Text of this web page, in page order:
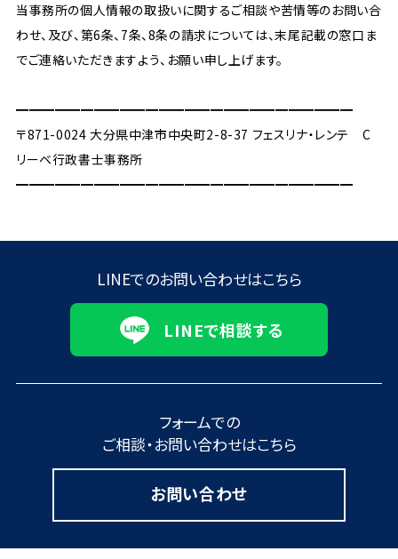
当事務所の個人情報の取扱いに関するご相談や苦情等のお問い合
わせ、及び、第6条、7条、8条の請求については、末尾記載の窓口ま
でご連絡いただきますよう、お願い申し上げます。
━━━━━━━━━━━━━━━━━━━━━━━━━━
〒871-0024 大分県中津市中央町2-8-37 フェスリナ・レンテ C
リーベ行政書士事務所
━━━━━━━━━━━━━━━━━━━━━━━━━━
LINEでのお問い合わせはこちら
LINEで相談する
フォームでの
ご相談・お問い合わせはこちら
お問い合わせ